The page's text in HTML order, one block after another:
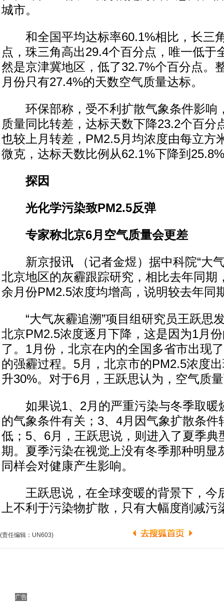
城市。
和全国平均达标率60.1%相比，长三
点，珠三角高出29.4个百分点，唯一低于
然是京津冀地区，低了32.7%个百分点。
月份只有27.4%的天数空气质量达标。
环保部称，受不利扩散气象条件影响
质量同比转差，达标天数下降23.2个百分
也较上月转差，PM2.5月均浓度由每立方
微克，达标天数比例从62.1%下降到
探因
光化学污染致PM2.5反弹
专家称北京6月空气质量会更差
新京报讯 （记者金煜）据中科院“大气
北京地区的灰霾跟踪研究，相比去年同期
余月份PM2.5浓度均增高，说明较去年同
“大气灰霾追溯”项目组研究员王跃思
北京PM2.5浓度逐月下降，这是因为1月
了。1月份，北京在内的全国多省市出现
的强霾过程。5月，北京市的PM2.5浓度
升30%。对于6月，王跃思认为，空气质
如果说1、2月的严重污染与冬季取暖
的气象条件有关；3、4月因气象扩散条件
低；5、6月，王跃思说，则进入了夏季典
期。夏季污染在视觉上没有冬季那种明显
同样会对健康产生影响。
王跃思说，在全球变暖的背景下，今
上不利于污染物扩散，只有大幅度削减污
(责任编辑：UN603)
广告